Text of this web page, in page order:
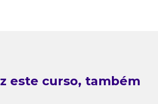
este curso, também